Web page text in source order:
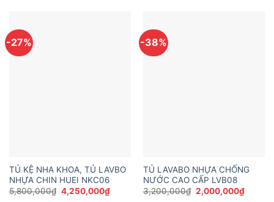
-27%
TỦ KỆ NHA KHOA, TỦ LAVBO
NHỰA CHIN HUEI NKC06
5,800,000₫ Giá
gốc
4,250,000₫Giá
hiện
-38%
TỦ LAVABO NHỰA CHỐNG
NƯỚC CAO CẤP LVB08
3,200,000₫ Giá
gốc
2,000,000₫Giá
hiện